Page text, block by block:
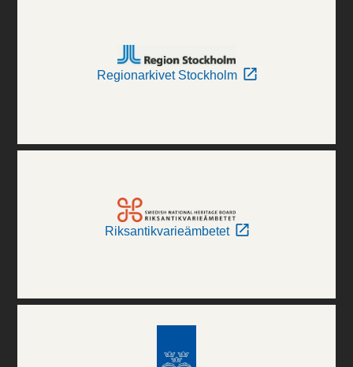
Regionarkivet Stockholm
Riksantikvarieämbetet